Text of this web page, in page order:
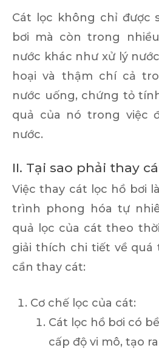
Cát lọc không chỉ được
bơi mà còn trong
nước khác như xử lý
hoại và thậm chí cả
nước uống, chứng tỏ
quả của nó trong việc
nước.
II. Tại sao phải thay
Việc thay cát lọc hồ bơi
trình phong hóa tự
quả lọc của cát theo
giải thích chi tiết về quá
cần thay cát:
Cơ chế lọc của cát:
Cát lọc hồ bơi có
cấp độ vi mô, tạo